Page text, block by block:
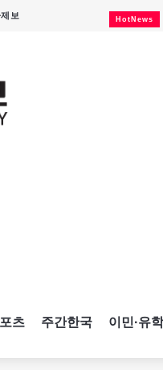
보 HotNews
츠 주간한국 이민·유학